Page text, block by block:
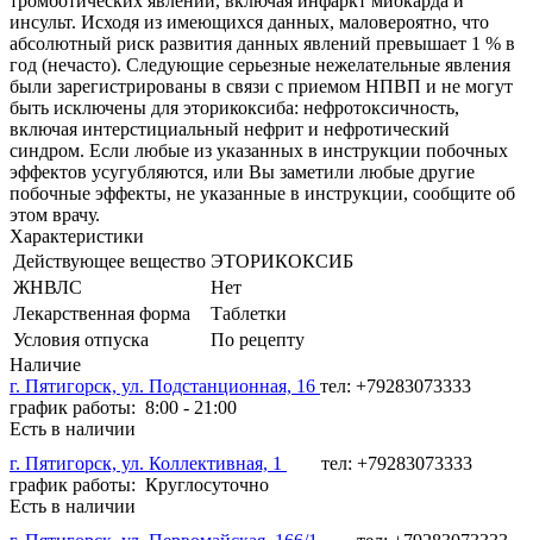
инсульт. Исходя из имеющихся данных, маловероятно, что
абсолютный риск развития данных явлений превышает 1 % в
год (нечасто). Следующие серьезные нежелательные явления
были зарегистрированы в связи с приемом НПВП и не могут
быть исключены для эторикоксиба: нефротоксичность,
включая интерстициальный нефрит и нефротический
синдром. Если любые из указанных в инструкции побочных
эффектов усугубляются, или Вы заметили любые другие
побочные эффекты, не указанные в инструкции, сообщите об
этом врачу.
Характеристики
Действующее вещество ЭТОРИКОКСИБ
ЖНВЛС
Нет
Лекарственная форма
Таблетки
Условия отпуска
По рецепту
Наличие
г. Пятигорск, ул. Подстанционная, 16 тел: +79283073333
график работы: 8:00 - 21:00
Есть в наличии
г. Пятигорск, ул. Коллективная, 1
тел: +79283073333
график работы: Круглосуточно
Есть в наличии